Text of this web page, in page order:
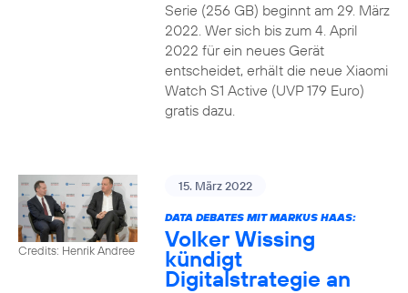
Serie (256 GB) beginnt am 29. März
2022. Wer sich bis zum 4. April
2022 für ein neues Gerät
entscheidet, erhält die neue Xiaomi
Watch S1 Active (UVP 179 Euro)
gratis dazu.
Credits: Henrik Andree
15. März 2022
DATA DEBATES MIT MARKUS HAAS:
Volker Wissing
kündigt
Digitalstrategie an